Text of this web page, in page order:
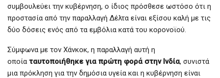
συμβουλεύει την κυβέρνηση, ο ίδιος πρόσθεσε ωστόσο ότι η
προστασία από την παραλλαγή Δέλτα είναι εξίσου καλή με τις
δύο δόσεις ενός από τα εμβόλια κατά του κορονοϊού.
Σύμφωνα με τον Χάνκοκ, η παραλλαγή αυτή η
οποία ταυτοποιήθηκε για πρώτη φορά στην Ινδία, συνιστά
μια πρόκληση για την δημόσια υγεία και η κυβέρνηση είναι